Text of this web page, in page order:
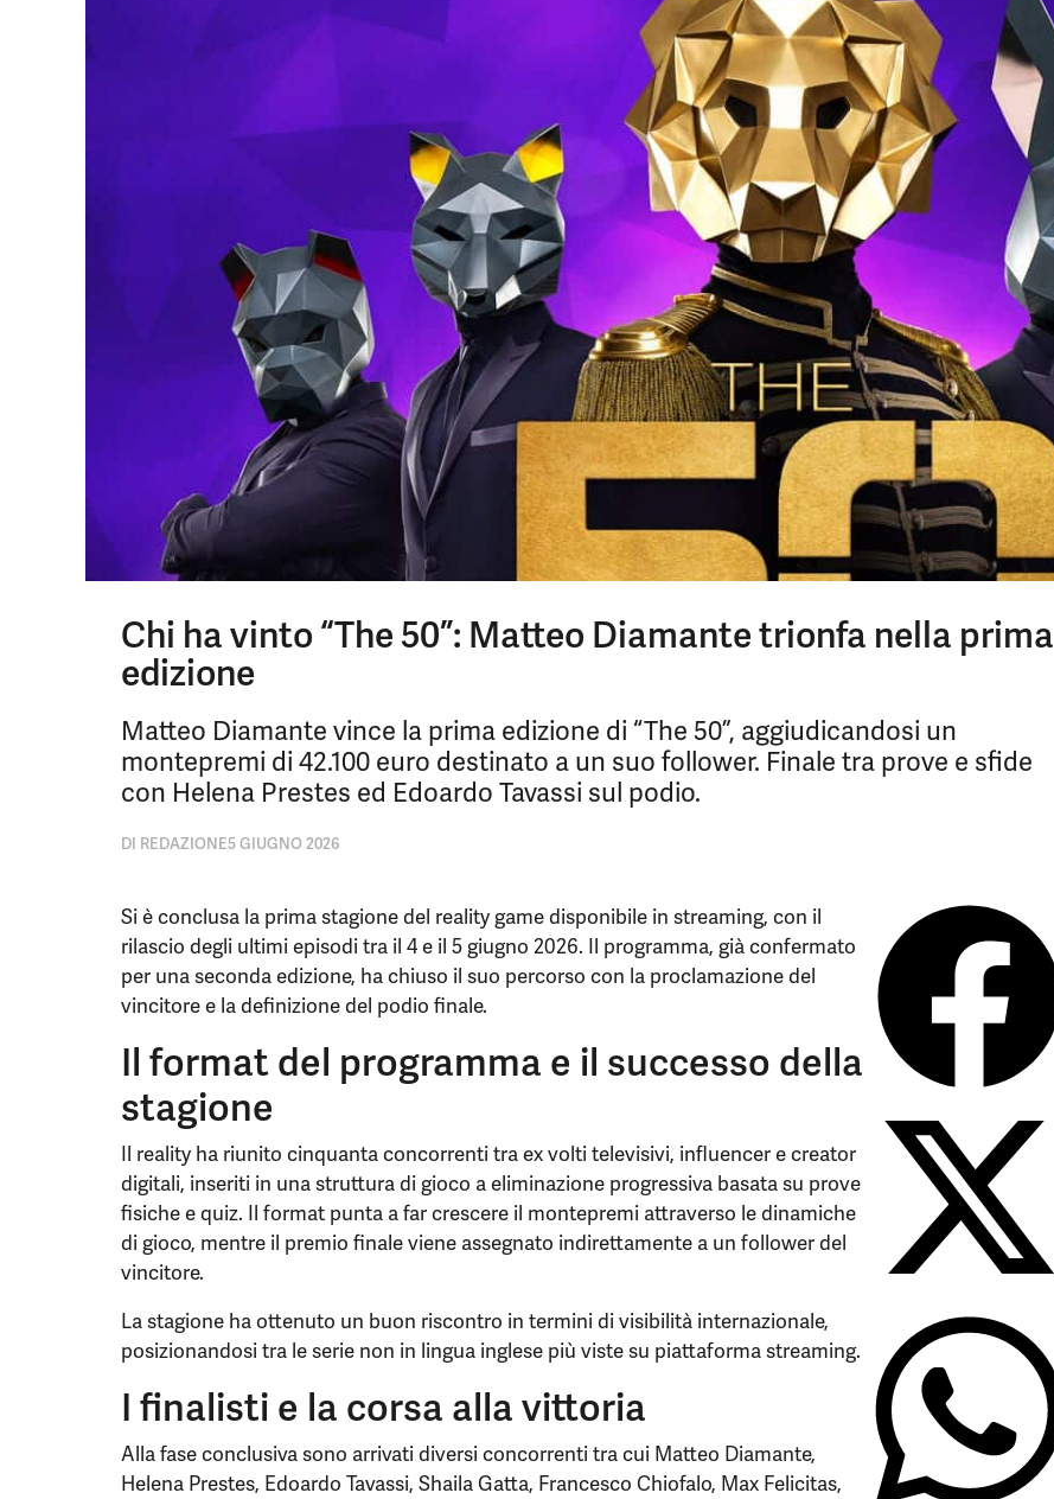
Chi ha vinto “The 50”: Matteo Diamante trionfa nella prima
edizione
Matteo Diamante vince la prima edizione di “The 50”, aggiudicandosi un
montepremi di 42.100 euro destinato a un suo follower. Finale tra prove e sfide
con Helena Prestes ed Edoardo Tavassi sul podio.
DI REDAZIONE5 GIUGNO 2026
Si è conclusa la prima stagione del reality game disponibile in streaming, con il
rilascio degli ultimi episodi tra il 4 e il 5 giugno 2026. Il programma, già confermato
per una seconda edizione, ha chiuso il suo percorso con la proclamazione del
vincitore e la definizione del podio finale.
Il format del programma e il successo della
stagione
Il reality ha riunito cinquanta concorrenti tra ex volti televisivi, influencer e creator
digitali, inseriti in una struttura di gioco a eliminazione progressiva basata su prove
fisiche e quiz. Il format punta a far crescere il montepremi attraverso le dinamiche
di gioco, mentre il premio finale viene assegnato indirettamente a un follower del
vincitore.
La stagione ha ottenuto un buon riscontro in termini di visibilità internazionale,
posizionandosi tra le serie non in lingua inglese più viste su piattaforma streaming.
I finalisti e la corsa alla vittoria
Alla fase conclusiva sono arrivati diversi concorrenti tra cui Matteo Diamante,
Helena Prestes, Edoardo Tavassi, Shaila Gatta, Francesco Chiofalo, Max Felicitas,